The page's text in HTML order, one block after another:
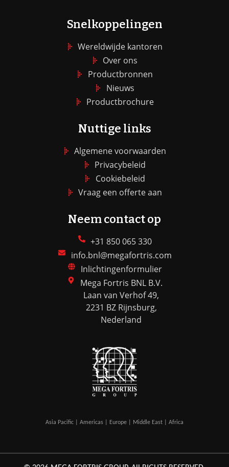
Snelkoppelingen
Wereldwijde kantoren
Over ons
Productbronnen
Nieuws
Productbrochure
Nuttige links
Algemene voorwaarden
Privacybeleid
Cookiebeleid
Vraag een offerte aan
Neem contact op
+31 850 065 330
info.bnl@megafortris.com
Inlichtingenformulier
Mega Fortris BNL B.V.
Laan van Verhof 49,
2231 BZ Rijnsburg,
Nederland
Asia Pacific | Americas | Europe | Middle East | Africa